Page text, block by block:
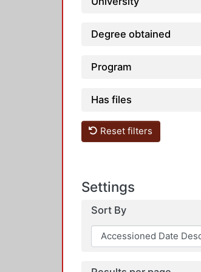
Degree obtained
Program
Has files
Reset filters
Settings
Sort By